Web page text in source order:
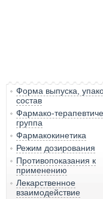
Форма выпуска,
состав
Фармако-
группа
Фармакокинетика
Режим дозирования
Противопоказания к
применению
Лекарственное
взаимодействие